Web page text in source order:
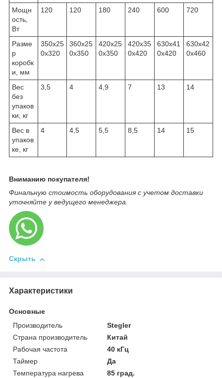
Мощн
ость,
Вт
120 120 180 240 600 720
Разме
р
коробк
и, мм
350х25
0х320
360х25
0х350
420х25
0х350
420х35
0х420
630х41
0х420
630х42
0х460
Вес
без
упаков
ки, кг
3,5 4 4,9 7 13 14
Вес в
упаков
ке, кг
4 4,5 5,5 8,5 14 15
Вниманию покупателя!
Финальную стоимость оборудования с учетом доставки
уточняйте у ведущего менеджера.
Скрыть
Характеристики
Основные
Производитель
Stegler
Страна производитель
Китай
Рабочая частота
40 кГц
Таймер
Да
Температура нагрева
85 град.